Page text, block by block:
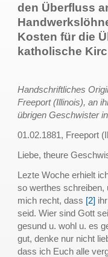
den Überfluss
Kosten für die
katholische
Handschriftliches
Freeport (Illinois), an
übrigen Geschwister
01.02.1881, Freeport
Liebe, theure
Lezte Woche erhielt
so werthes schreiben,
mich recht, dass [2]
seid. Wier sind Gott
gesund u. wohl u. es
gut, denke nur nicht
dass ich Euch alle